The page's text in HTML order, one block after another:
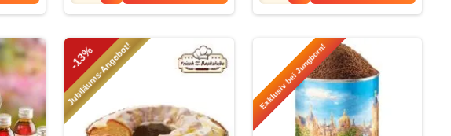
-13%
Jubiläums-Angebot! Exklusiv bei Jungborn!